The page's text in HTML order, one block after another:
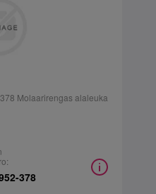
Molaarirengas alaleuka
378